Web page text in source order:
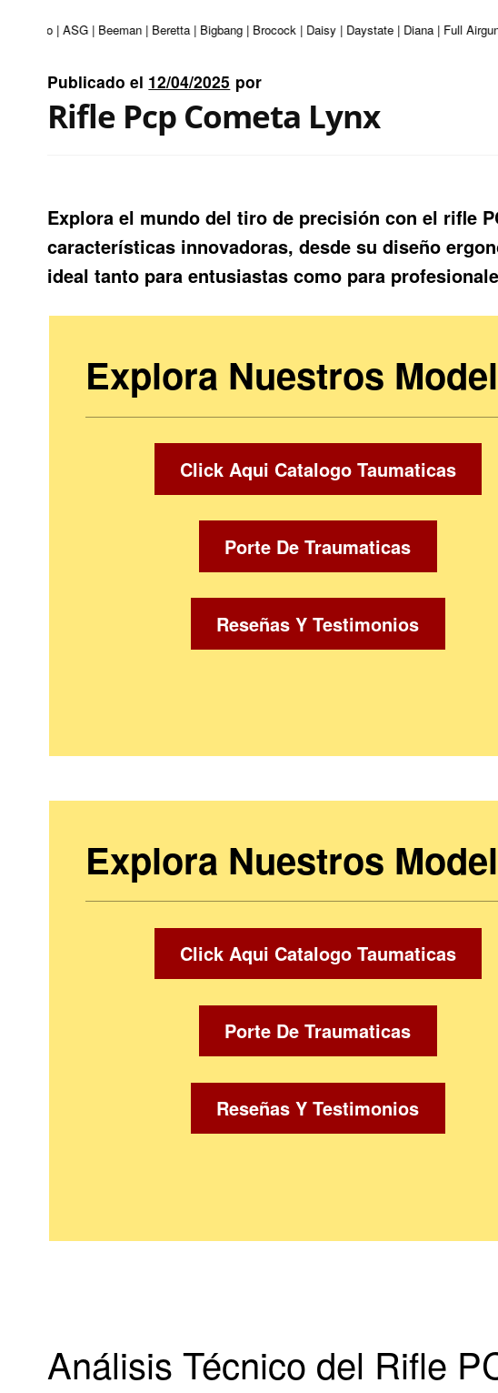
| ASG | Beeman | Beretta | Bigbang | Brocock | Daisy | Daystate | Diana | Full
Publicado el 12/04/2025 por
Rifle Pcp Cometa Lynx
Explora el mundo del tiro de precisión con el rifle
características innovadoras, desde su diseño
ideal tanto para entusiastas como para
Explora Nuestros
Click Aqui Catalogo Taumaticas
Porte De Traumaticas
Reseñas Y Testimonios
Explora Nuestros
Click Aqui Catalogo Taumaticas
Porte De Traumaticas
Reseñas Y Testimonios
Análisis Técnico del Rifle